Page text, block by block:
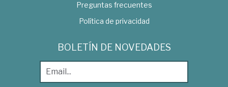
Preguntas frecuentes
Política de privacidad
BOLETÍN DE NOVEDADES